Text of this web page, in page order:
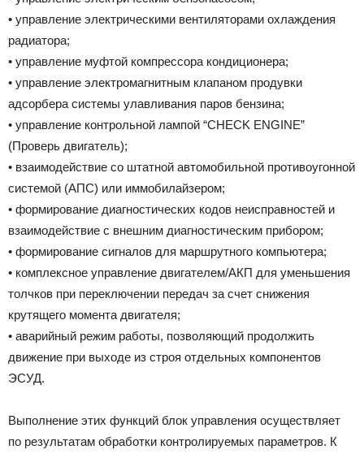
• управление электрическими вентиляторами охлаждения
радиатора;
• управление муфтой компрессора кондиционера;
• управление электромагнитным клапаном продувки
адсорбера системы улавливания паров бензина;
• управление контрольной лампой “CHECK ENGINE”
(Проверь двигатель);
• взаимодействие со штатной автомобильной противоугонной
системой (АПС) или иммобилайзером;
• формирование диагностических кодов неисправностей и
взаимодействие с внешним диагностическим прибором;
• формирование сигналов для маршрутного компьютера;
• комплексное управление двигателем/АКП для уменьшения
толчков при переключении передач за счет снижения
крутящего момента двигателя;
• аварийный режим работы, позволяющий продолжить
движение при выходе из строя отдельных компонентов
ЭСУД.
Выполнение этих функций блок управления осуществляет
по результатам обработки контролируемых параметров. К